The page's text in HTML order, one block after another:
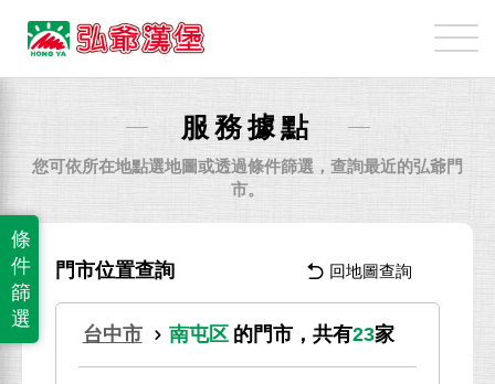
弘
爺
國
業
份
有
限
公
司
服務據點
您可依所在地點選地圖或透過條件篩選，查詢最近的弘爺門
市。
條
件
篩
選
門市位置查詢 回地圖查詢
台中市 南屯区 的門市，共有23家